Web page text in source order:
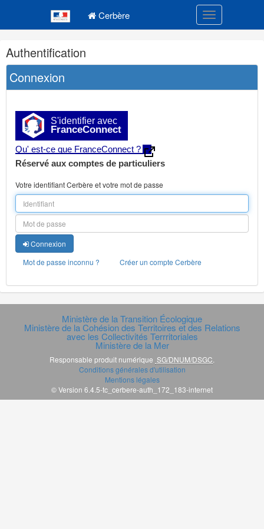
Cerbère Toggle
Navigation
et
outils
annexes
Authentification
Connexion
S'identifier avec
FranceConnect
Qu' est-ce que FranceConnect ?
Réservé aux comptes de particuliers
Votre identifiant Cerbère et votre mot de passe
Connexion
Mot de passe inconnu ?
Créer un compte Cerbère
Ministère de la Transition Écologique
Ministère de la Cohésion des Territoires et des Relations
avec les Collectivités Terrritoriales
Ministère de la Mer
Responsable produit numérique SG/DNUM/DSGC.
Conditions générales d'utilisation
Mentions légales
© Version 6.4.5-tc_cerbere-auth_172_183-internet